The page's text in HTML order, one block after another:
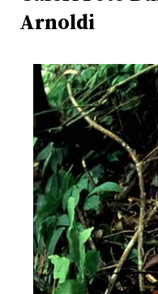
Arnoldi